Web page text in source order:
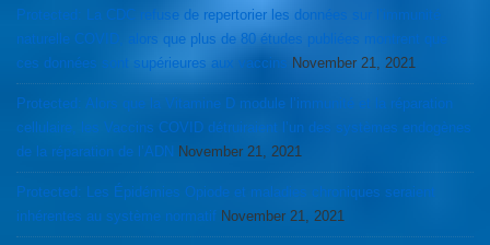
Protected: La CDC refuse de repertorier les données sur l’immunité
naturelle COVID, alors que plus de 80 études publiées montrent que
ces données sont supérieures aux vaccins November 21, 2021
Protected: Alors que la Vitamine D module l’immunité et la réparation
cellulaire, les Vaccins COVID détruiraient l’un des systèmes endogènes
de la réparation de l’ADN November 21, 2021
Protected: Les Épidémies Opiode et maladies chroniques seraient
inhérentes au système normatif November 21, 2021